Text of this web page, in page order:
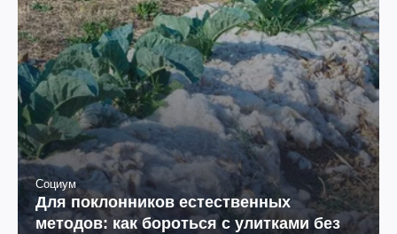
Социум
Для поклонников естественных
методов: как бороться с улитками без